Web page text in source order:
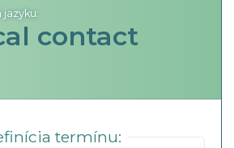
jazyku:
contact
termínu: